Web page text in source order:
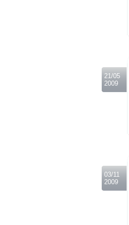
21/05
2009
03/11
2009